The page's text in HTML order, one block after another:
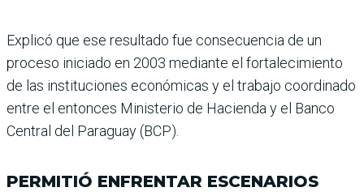
Explicó que ese resultado fue consecuencia de un
proceso iniciado en 2003 mediante el fortalecimiento
de las ins­tituciones económicas y el trabajo coordinado
entre el entonces Ministerio de Hacienda y el Banco
Central del Paraguay (BCP).
PERMITIÓ ENFRENTAR ESCENARIOS